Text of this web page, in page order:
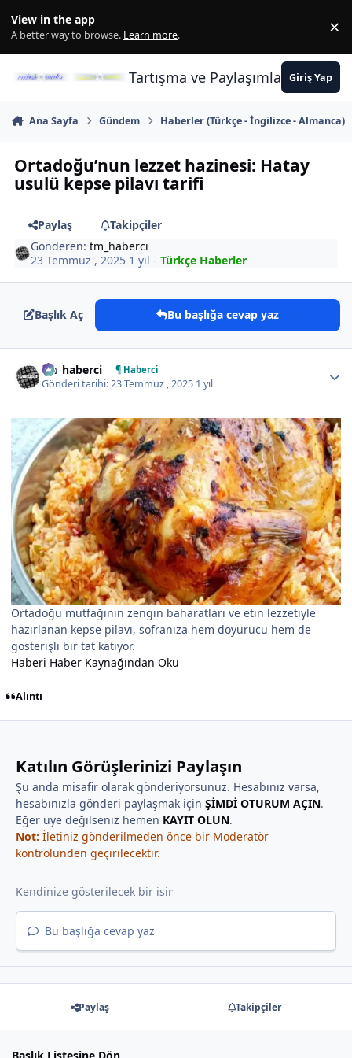
View in the app
A better way to browse. Learn more. ×
Tartışma ve PaylaşımlarınGiriş Yap
Ana Sayfa Gündem Haberler (Türkçe - İngilizce - Almanca)
Ortadoğu’nun lezzet hazinesi: Hatay
usulü kepse pilavı tarifi
Paylaş
Takipçiler
Gönderen:tm_haberci
23 Temmuz , 2025 1 yıl -Türkçe Haberler
Başlık Aç Bu başlığa cevap yaz
tm_haberci ¶ Haberci
Gönderi tarihi:23 Temmuz , 2025 1 yıl
Ortadoğu mutfağının zengin baharatları ve etin lezzetiyle
hazırlanan kepse pilavı, sofranıza hem doyurucu hem de
gösterişli bir tat katıyor.
Haberi Haber Kaynağından Oku
Alıntı
Katılın Görüşlerinizi Paylaşın
Şu anda misafir olarak gönderiyorsunuz. Hesabınız varsa,
hesabınızla gönderi paylaşmak için ŞİMDİ OTURUM AÇIN.
Eğer üye değilseniz hemen KAYIT OLUN.
Not: İletiniz gönderilmeden önce bir Moderatör
kontrolünden geçirilecektir.
Bu başlığa cevap yaz
Paylaş Takipçiler